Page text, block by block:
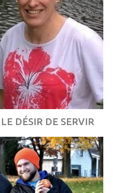
DÉSIR DE SERVIR